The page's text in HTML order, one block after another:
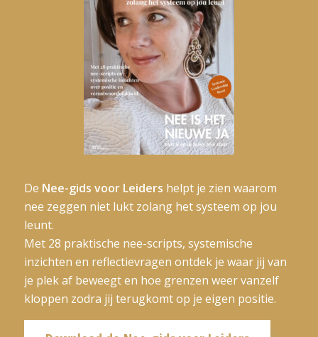
De Nee-gids voor Leiders helpt je zien waarom
nee zeggen niet lukt zolang het systeem op jou
leunt.
Met 28 praktische nee-scripts, systemische
inzichten en reflectievragen ontdek je waar jij van
je plek af beweegt en hoe grenzen weer vanzelf
kloppen zodra jij terugkomt op je eigen positie.